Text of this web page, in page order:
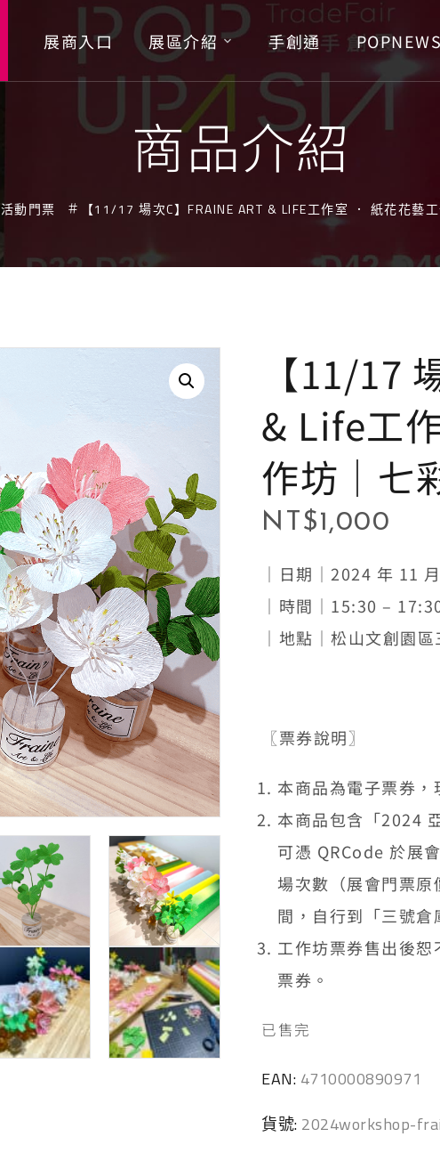
展商入口 展區介紹 手創通
商品介紹
活動門票 【11/17 場次C】FRAINE ART & LIFE⼯作室 ． 紙花花藝
【11/17
& Life⼯
作坊│七
NT$1,000
｜日期｜2024 年 11
｜時間｜15:30 –
｜地點｜松山文創園
〖票券說明〗
本商品為電子票券
本商品包含「2024
可憑 QRCode 於展
場次數（展會門票
間，自行到「三號
工作坊票券售出後
票券。
已售完
EAN: 4710000890971
貨號: 2024workshop-